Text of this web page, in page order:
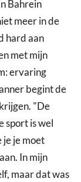
Bahrein
meer in de
hard aan
met mijn
ervaring
begint de
"De
sport is wel
je je moet
In mijn
maar dat was